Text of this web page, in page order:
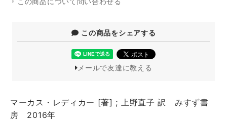
この商品をシェアする
メールで友達に教える
マーカス・レディカー [著] ; 上野直子 訳 みすず書
房 2016年